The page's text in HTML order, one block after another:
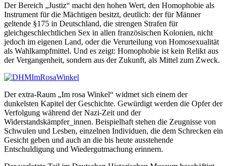
Der Bereich „Justiz“ macht den hohen Wert, den Homophobie als
Instrument für die Mächtigen besitzt, deutlich: der für Männer
geltende §175 in Deutschland, die strengen Strafen für
gleichgeschlechtlichen Sex in allen französischen Kolonien, nicht
jedoch im eigenen Land, oder die Verurteilung von Homosexualität
als Wahlkampfmittel. Und es zeigt: Homophobie ist kein Relikt aus
der Vergangenheit, sondern aus der Zukunft, als Mittel zum Zweck.
Der extra-Raum „Im rosa Winkel“ widmet sich einem der
dunkelsten Kapitel der Geschichte. Gewürdigt werden die Opfer der
Verfolgung während der Nazi-Zeit und der
Widerstandskämpfer_innen. Beispielhaft stehen die Zeugnisse von
Schwulen und Lesben, einzelnen Individuen, die dem Schrecken ein
Gesicht geben und auch an die bis heute ausstehende
Entschuldigung und Wiedergutmachung erinnern.